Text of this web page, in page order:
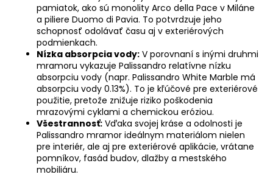
pamiatok, ako sú monolity Arco della Pace v Miláne
a piliere Duomo di Pavia. To potvrdzuje jeho
schopnosť odolávať času aj v exteriérových
podmienkach.
Nízka absorpcia vody: V porovnaní s inými druhmi
mramoru vykazuje Palissandro relatívne nízku
absorpciu vody (napr. Palissandro White Marble má
absorpciu vody 0.13%). To je kľúčové pre exteriérové
použitie, pretože znižuje riziko poškodenia
mrazovými cyklami a chemickou eróziou.
Všestrannosť: Vďaka svojej kráse a odolnosti je
Palissandro mramor ideálnym materiálom nielen
pre interiér, ale aj pre exteriérové aplikácie, vrátane
pomníkov, fasád budov, dlažby a mestského
mobiliáru.